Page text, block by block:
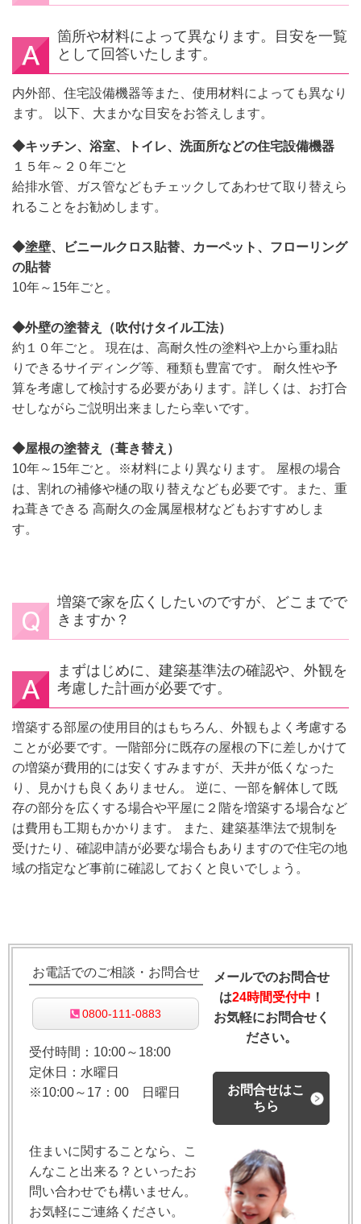
箇所や材料によって異なります。目安を一覧
として回答いたします。
内外部、住宅設備機器等また、使用材料によっても異なり
ます。 以下、大まかな目安をお答えします。
◆キッチン、浴室、トイレ、洗面所などの住宅設備機器
１５年～２０年ごと
給排水管、ガス管などもチェックしてあわせて取り替えら
れることをお勧めします。
◆塗壁、ビニールクロス貼替、カーペット、フローリング
の貼替
10年～15年ごと。
◆外壁の塗替え（吹付けタイル工法）
約１０年ごと。 現在は、高耐久性の塗料や上から重ね貼
りできるサイディング等、種類も豊富です。 耐久性や予
算を考慮して検討する必要があります。詳しくは、お打合
せしながらご説明出来ましたら幸いです。
◆屋根の塗替え（葺き替え）
10年～15年ごと。※材料により異なります。 屋根の場合
は、割れの補修や樋の取り替えなども必要です。また、重
ね葺きできる 高耐久の金属屋根材などもおすすめしま
す。
増築で家を広くしたいのですが、どこまでで
きますか？
まずはじめに、建築基準法の確認や、外観を
考慮した計画が必要です。
増築する部屋の使用目的はもちろん、外観もよく考慮する
ことが必要です。一階部分に既存の屋根の下に差しかけて
の増築が費用的には安くすみますが、天井が低くなった
り、見かけも良くありません。 逆に、一部を解体して既
存の部分を広くする場合や平屋に２階を増築する場合など
は費用も工期もかかります。 また、建築基準法で規制を
受けたり、確認申請が必要な場合もありますので住宅の地
域の指定など事前に確認しておくと良いでしょう。
メールでのお問合せ
は24時間受付中 ！
お気軽にお問合せく
ださい。
お問合せはこ
ちら
お電話でのご相談・お問合せ
0800-111-0883
受付時間：10:00～18:00
定休日：水曜日
※10:00～17：00 日曜日
住まいに関することなら、こ
んなこと出来る？といったお
問い合わせでも構いません。
お気軽にご連絡ください。